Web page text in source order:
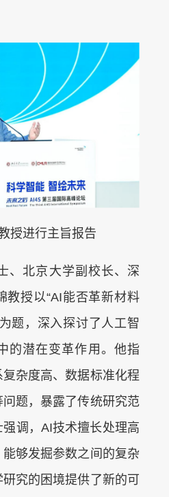
授进行主旨报告
、北京大学副校长、深
教授以“AI能否革新材料
题，深入探讨了人工智
的潜在变革作用。他指
杂度高、数据标准化程
题，暴露了传统研究范
调，AI技术擅长处理高
够发掘参数之间的复杂
究的困境提供了新的可